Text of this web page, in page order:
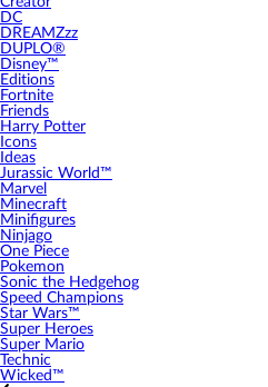
DC
DREAMZzz
DUPLO®
Disney™
Editions
Fortnite
Friends
Harry Potter
Icons
Ideas
Jurassic World™
Marvel
Minecraft
Minifigures
Ninjago
One Piece
Pokemon
Sonic the Hedgehog
Speed Champions
Star Wars™
Super Heroes
Super Mario
Technic
Wicked™